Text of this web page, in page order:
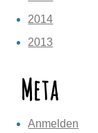
2014
2013
Meta
Anmelden